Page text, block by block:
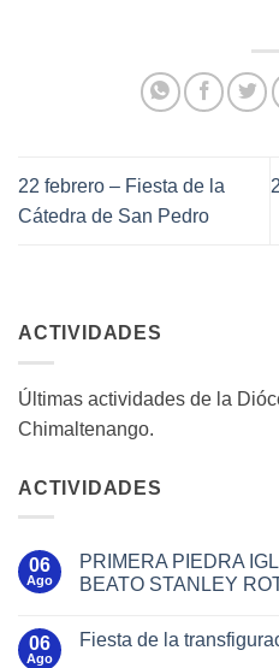
22 febrero – Fiesta de la
Cátedra de San Pedro
ACTIVIDADES
Últimas actividades de la
Chimaltenango.
ACTIVIDADES
06
Ago
PRIMERA PIEDRA
BEATO STANLEY
06
Ago
Fiesta de la